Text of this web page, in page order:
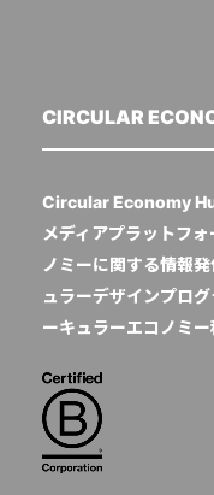
CIRCULAR
Circular Economy
メディアプラットフ
ノミーに関する情報
ュラーデザインプロ
ーキュラーエコノミー